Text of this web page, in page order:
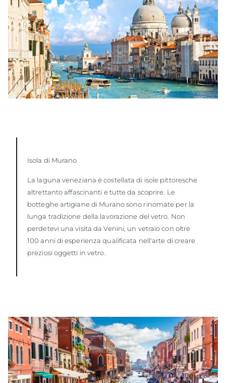
Isola di Murano
La laguna veneziana è costellata di isole pittoresche
altrettanto affascinanti e tutte da scoprire. Le
botteghe artigiane di Murano sono rinomate per la
lunga tradizione della lavorazione del vetro. Non
perdetevi una visita da Venini, un vetraio con oltre
100 anni di esperienza qualificata nell'arte di creare
preziosi oggetti in vetro.